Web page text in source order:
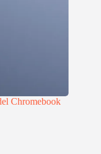
Chromebook